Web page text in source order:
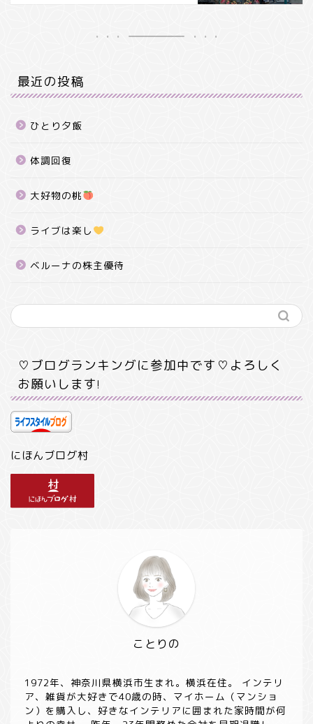
最近の投稿
ひとり夕飯
体調回復
大好物の桃
ライブは楽し
ベルーナの株主優待
♡ブログランキングに参加中です♡よろしく
お願いします!
にほんブログ村
ことりの
1972年、神奈川県横浜市生まれ。横浜在住。 インテリ
ア、雑貨が大好きで40歳の時、マイホーム（マンショ
ン）を購入し、好きなインテリアに囲まれた家時間が何